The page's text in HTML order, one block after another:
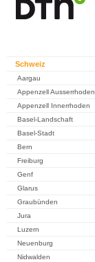
Schweiz
Aargau
Appenzell Ausserrhoden
Appenzell Innerrhoden
Basel-Landschaft
Basel-Stadt
Bern
Freiburg
Genf
Glarus
Graubünden
Jura
Luzern
Neuenburg
Nidwalden